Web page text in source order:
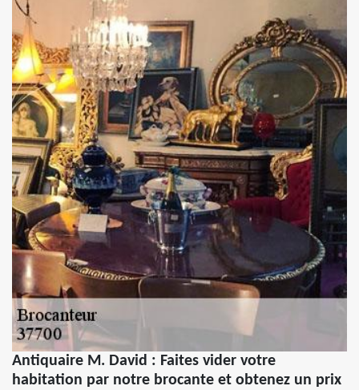
Antiquaire M. David : Faites vider votre
habitation par notre brocante et obtenez un prix